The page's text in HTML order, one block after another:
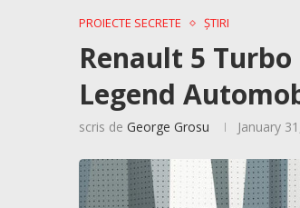
PROIECTE SECRETE
ȘTIRI
Renault 5
Legend
scris de George Grosu January